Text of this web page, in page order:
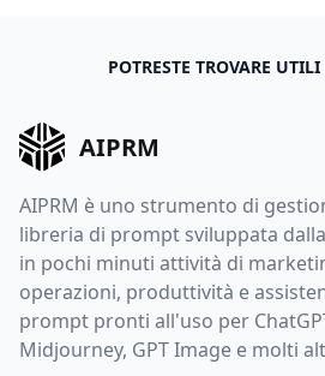
POTRESTE TROVARE
AIPRM
AIPRM è uno strumento di
libreria di prompt sviluppata
in pochi minuti attività di
operazioni, produttività e
prompt pronti all'uso per
Midjourney, GPT Image e molti